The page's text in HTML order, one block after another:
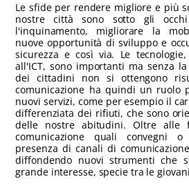
Le sfide per rendere migliore e più
nostre città sono sotto gli
l'inquinamento, migliorare la
nuove opportunità di sviluppo e
sicurezza e così via. Le
all'ICT, sono importanti ma senza
dei cittadini non si ottengono
comunicazione ha quindi un ruolo
nuovi servizi, come per esempio il
differenziata dei rifiuti, che sono
delle nostre abitudini. Oltre alle
comunicazione quali convegni
presenza di canali di
diffondendo nuovi strumenti che
grande interesse, specie tra le